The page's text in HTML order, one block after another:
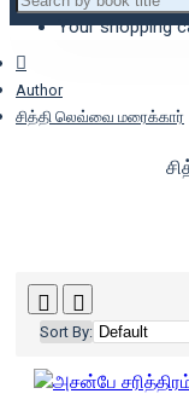
Your shopping
Author
சித்தி லெவ்வை மரைக்கார்
Sort By: